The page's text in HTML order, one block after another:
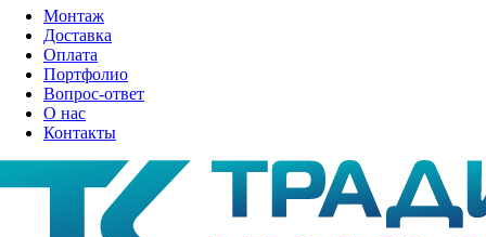
Монтаж
Доставка
Оплата
Портфолио
Вопрос-ответ
О нас
Контакты